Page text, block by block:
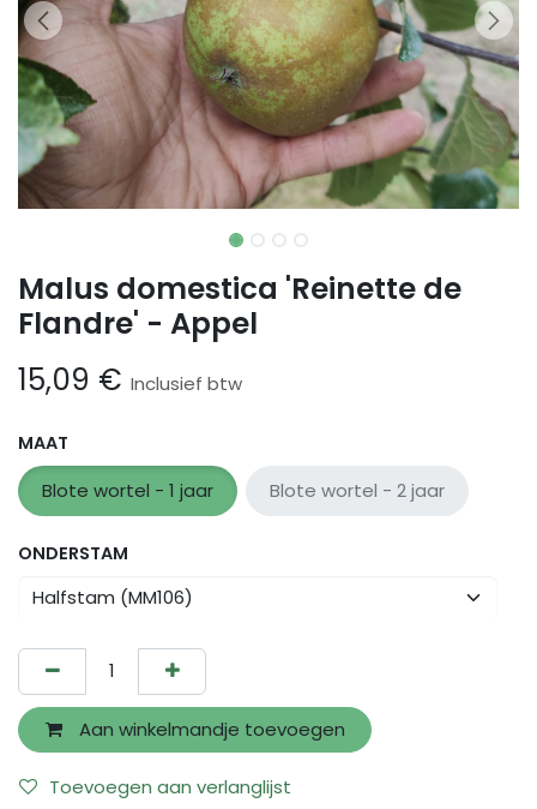
Malus domestica 'Reinette de
Flandre' - Appel
15,09 € Inclusief btw
MAAT
Blote wortel - 1 jaar Blote wortel - 2 jaar
ONDERSTAM
Aan winkelmandje toevoegen
Toevoegen aan verlanglijst